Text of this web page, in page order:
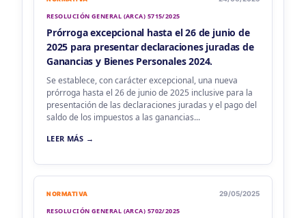
RESOLUCIÓN GENERAL (ARCA) 5715/2025
Prórroga excepcional hasta el 26 de junio de
2025 para presentar declaraciones juradas de
Ganancias y Bienes Personales 2024.
Se establece, con carácter excepcional, una nueva
prórroga hasta el 26 de junio de 2025 inclusive para la
presentación de las declaraciones juradas y el pago del
saldo de los impuestos a las ganancias...
LEER MÁS →
NORMATIVA 29/05/2025
RESOLUCIÓN GENERAL (ARCA) 5702/2025